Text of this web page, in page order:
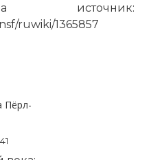
источник:
ruwiki/1365857
Пёрл-